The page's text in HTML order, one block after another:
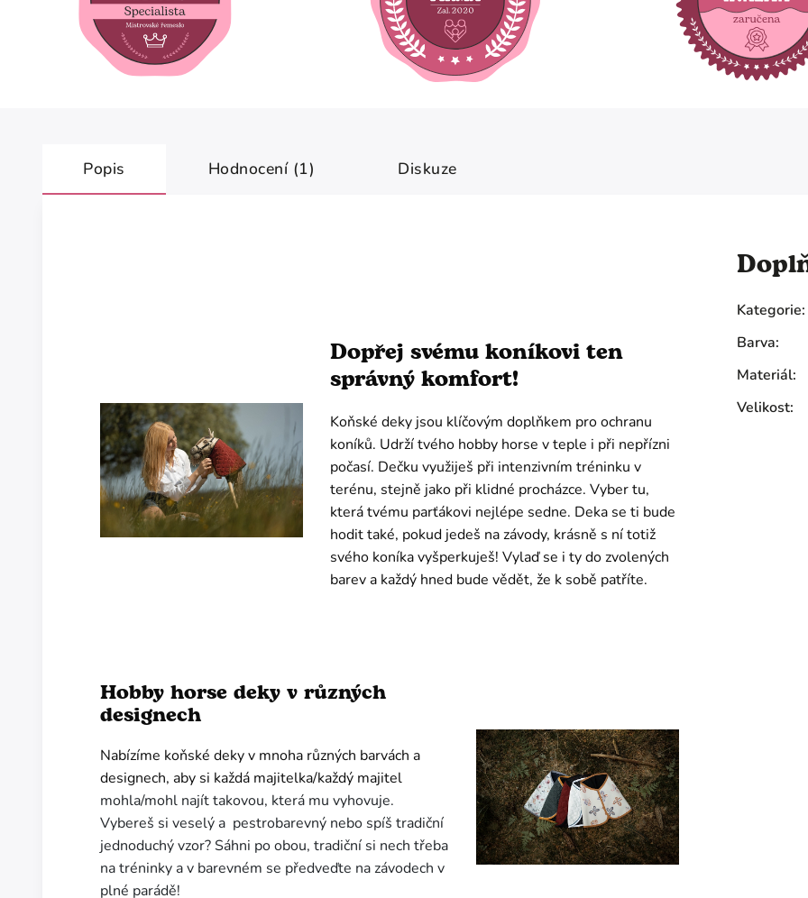
Popis Hodnocení (1) Diskuze
Dopřej svému koníkovi ten
správný komfort!
Koňské deky jsou klíčovým doplňkem pro ochranu
koníků. Udrží tvého hobby horse v teple i při nepřízni
počasí. Dečku využiješ při intenzivním tréninku v
terénu, stejně jako při klidné procházce. Vyber tu,
která tvému parťákovi nejlépe sedne. Deka se ti bude
hodit také, pokud jedeš na závody, krásně s ní totiž
svého koníka vyšperkuješ! Vylaď se i ty do zvolených
barev a každý hned bude vědět, že k sobě patříte.
Hobby horse deky v různých
designech
Nabízíme koňské deky v mnoha různých barvách a
designech, aby si každá majitelka/každý majitel
mohla/mohl najít takovou, která mu vyhovuje.
Vybereš si veselý a pestrobarevný nebo spíš tradiční
jednoduchý vzor? Sáhni po obou, tradiční si nech třeba
na tréninky a v barevném se předveďte na závodech v
plné parádě!
Kategorie:
Barva:
Materiál:
Velikost: